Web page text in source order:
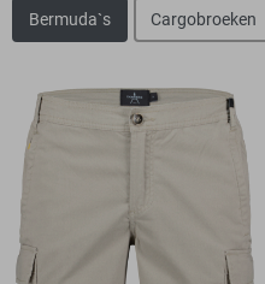
Bermuda`s Cargobroeken